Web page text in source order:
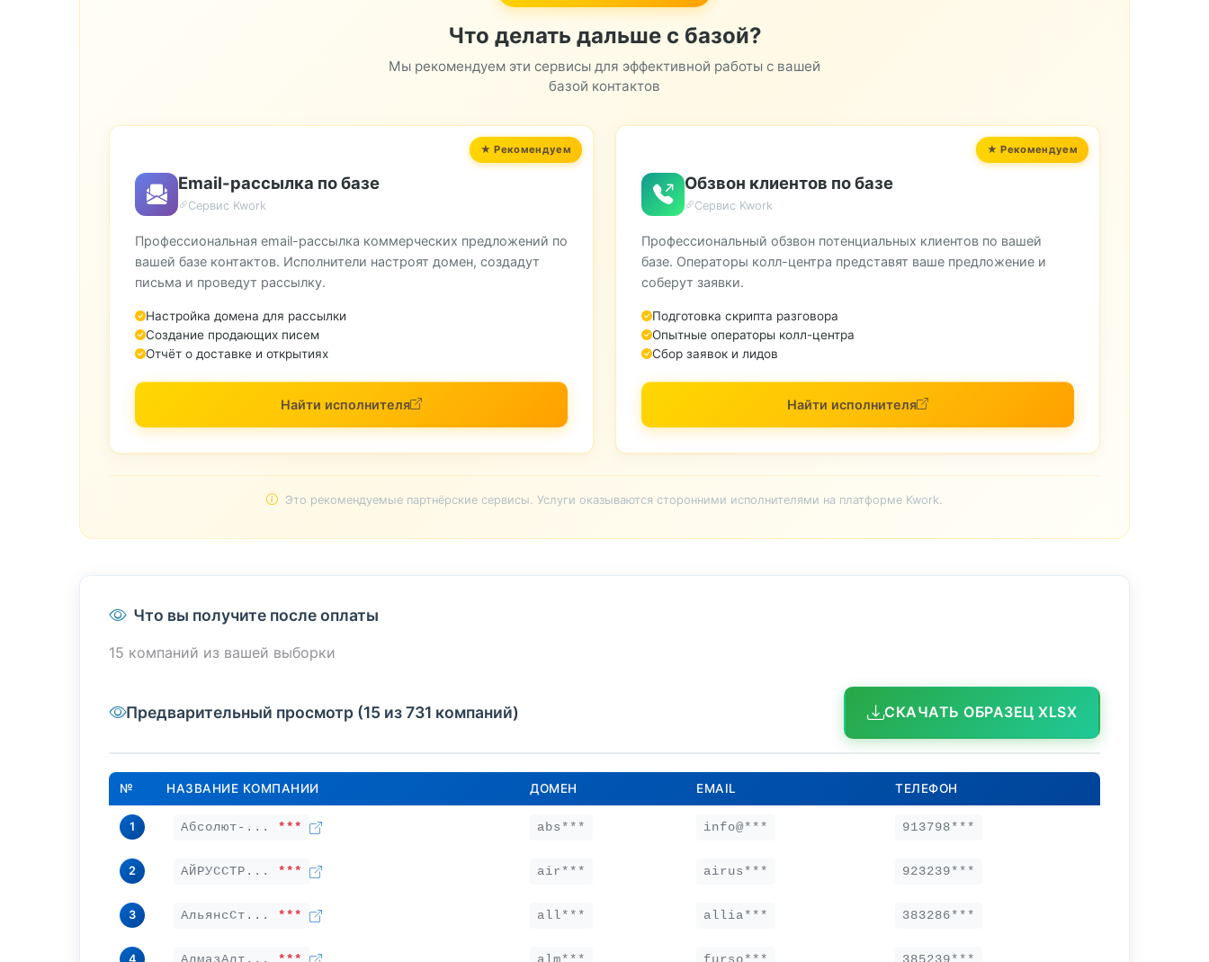
Что делать дальше с базой?
Мы рекомендуем эти сервисы для эффективной работы с вашей
базой контактов
Email-рассылка по базе
Сервис Kwork
Профессиональная email-рассылка коммерческих предложений по
вашей базе контактов. Исполнители настроят домен, создадут
письма и проведут рассылку.
Настройка домена для рассылки
Создание продающих писем
Отчёт о доставке и открытиях
Найти исполнителя
Обзвон клиентов по базе
Сервис Kwork
Профессиональный обзвон потенциальных клиентов по вашей
базе. Операторы колл-центра представят ваше предложение и
соберут заявки.
Подготовка скрипта разговора
Опытные операторы колл-центра
Сбор заявок и лидов
Найти исполнителя
Это рекомендуемые партнёрские сервисы. Услуги оказываются сторонними исполнителями на платформе Kwork.
Что вы получите после оплаты
15 компаний из вашей выборки
Предварительный просмотр (15 из 731 компаний) СКАЧАТЬ ОБРАЗЕЦ XLSX
№ НАЗВАНИЕ КОМПАНИИ ДОМЕН EMAIL ТЕЛЕФОН
1 Абсолют-... *** abs*** info@*** 913798***
2 АЙРУССТР... *** air*** airus*** 923239***
3 АльянсСт... *** all*** allia*** 383286***
4 АлмазАлт... *** alm*** furso*** 385239***